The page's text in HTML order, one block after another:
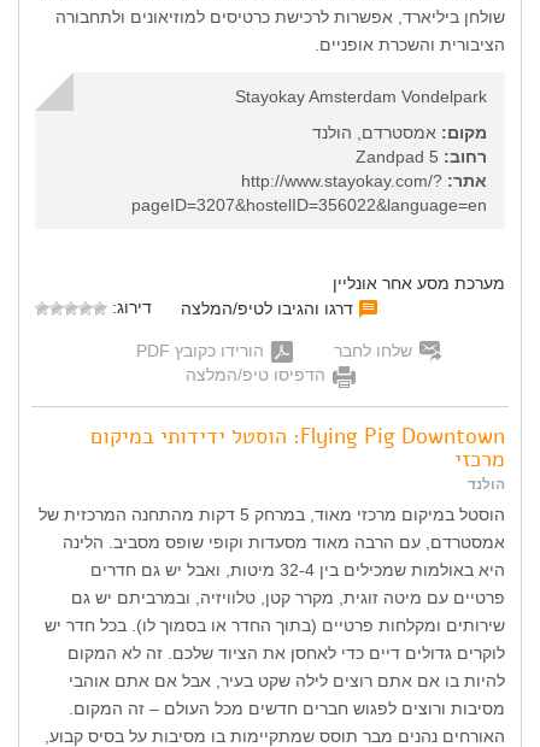
שולחן ביליארד, אפשרות לרכישת כרטיסים למוזיאונים ולתחבורה
הציבורית והשכרת אופניים.
Stayokay Amsterdam Vondelpark
מקום: אמסטרדם, הולנד
רחוב:
אתר: http://www.stayokay.com/?
pageID=3207&hostelID=356022&language=en
מערכת מסע אחר אונליין
דרגו והגיבו לטיפ/המלצה
דירוג:
שלחו לחבר
הורידו כקובץ PDF
הדפיסו טיפ/המלצה
Flying Pig Downtown: הוסטל ידידותי במיקום
מרכזי
הולנד
הוסטל במיקום מרכזי מאוד, במרחק 5 דקות מהתחנה המרכזית של
אמסטרדם, עם הרבה מאוד מסעדות וקופי שופס מסביב. הלינה
היא באולמות שמכילים בין 32-4 מיטות, ואבל יש גם חדרים
פרטיים עם מיטה זוגית, מקרר קטן, טלוויזיה, ובמרביתם יש גם
שירותים ומקלחות פרטיים (בתוך החדר או בסמוך לו). בכל חדר יש
לוקרים גדולים דיים כדי לאחסן את הציוד שלכם. זה לא המקום
להיות בו אם אתם רוצים לילה שקט בעיר, אבל אם אתם אוהבי
מסיבות ורוצים לפגוש חברים חדשים מכל העולם – זה המקום.
האורחים נהנים מבר תוסס שמתקיימות בו מסיבות על בסיס קבוע,